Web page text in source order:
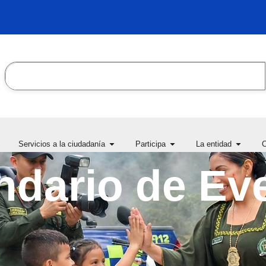
Search
Transparencia y acceso
información pública
Servicios a la ciudadanía Open Servicios a la ciudadanía
Participa Open Participa
La entidad Open
de